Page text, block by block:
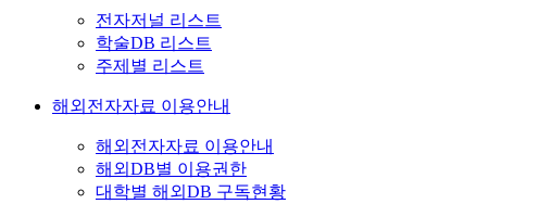
전자저널 리스트
학술DB 리스트
주제별 리스트
해외전자자료 이용안내
해외전자자료 이용안내
해외DB별 이용권한
대학별 해외DB 구독현황